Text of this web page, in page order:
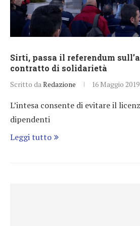
Sirti, passa il referendum
contratto di solidarietà
Scritto da Redazione 16 Maggio 2019
L’intesa consente di evitare il
dipendenti
Leggi tutto